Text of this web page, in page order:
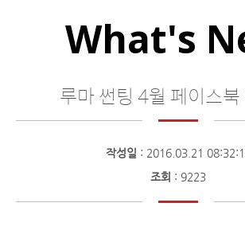
What's
루마 썬팅 4월 페이스
작성일 : 2016.03.21
조회 : 9223